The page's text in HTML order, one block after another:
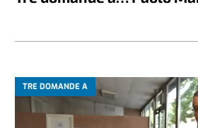
TRE DOMANDE A